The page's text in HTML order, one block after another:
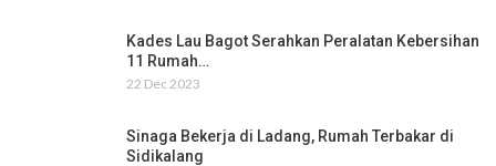
Kades Lau Bagot Serahkan Peralatan Kebersihan
11 Rumah…
22 Dec 2023
Sinaga Bekerja di Ladang, Rumah Terbakar di
Sidikalang